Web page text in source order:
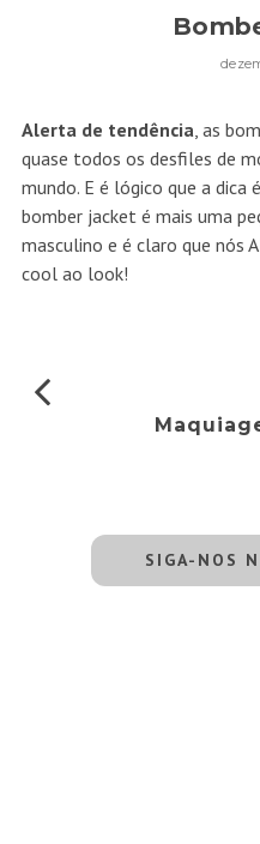
Alerta de tendência, as
quase todos os desfiles de
mundo. E é lógico que a dica
bomber jacket é mais uma
masculino e é claro que nós
cool ao look!
SIGA-NOS